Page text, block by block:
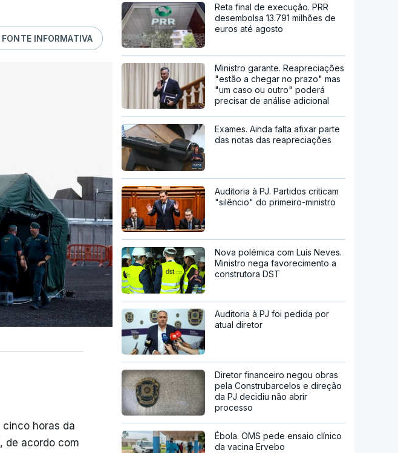
INFORMATIVA
horas da
de acordo com
Reta final de execução. PRR
desembolsa 13.791 milhões de
euros até agosto
Ministro garante. Reapreciações
"estão a chegar no prazo" mas
"um caso ou outro" poderá
precisar de análise adicional
Exames. Ainda falta afixar parte
das notas das reapreciações
Auditoria à PJ. Partidos criticam
"silêncio" do primeiro-ministro
Nova polémica com Luís Neves.
Ministro nega favorecimento a
construtora DST
Auditoria à PJ foi pedida por
atual diretor
Diretor financeiro negou obras
pela Construbarcelos e direção
da PJ decidiu não abrir
processo
Ébola. OMS pede ensaio clínico
da vacina Ervebo